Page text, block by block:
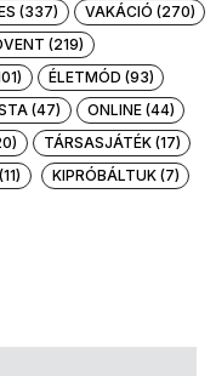
(337)
VAKÁCIÓ (270)
(219)
ÉLETMÓD (93)
(47)
ONLINE (44)
TÁRSASJÁTÉK (17)
KIPRÓBÁLTUK (7)